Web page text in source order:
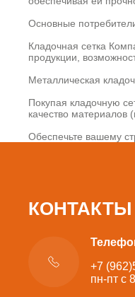
Основные
Кладочная сетка
продукции,
Металлическая
Покупая кладочную
качество материалов
Обеспечьте вашему
КОНТАКТЫ
+7
пн-пт с